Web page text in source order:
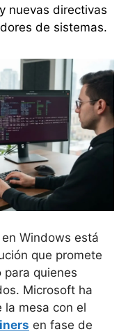
nuevas directivas
de sistemas.
Windows está
que promete
para quienes
Microsoft ha
la mesa con el
en fase de